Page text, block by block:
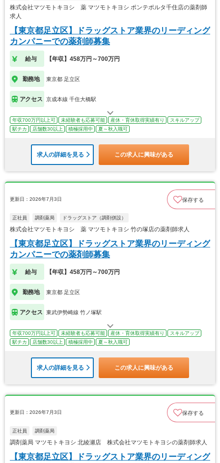
株式会社マツモトキヨシ 薬 マツモトキヨシ ポンテポルタ千住店の薬剤師
求人
【東京都足立区】ドラッグストア業界のリーディング
カンパニーでの薬剤師募集
給与 【年収】458万円～700万円
勤務地 東京都 足立区
アクセス 京成本線 千住大橋駅
年収700万円以上可 未経験者も応募可能 産休・育休取得実績有り
スキルアップ
駅チカ
店舗数30以上 積極採用中 夏～秋入職可
求人の詳細を見る この求人に興味がある
更新日：2026年7月3日 保存する
正社員 調剤薬局 ドラッグストア（調剤併設）
株式会社マツモトキヨシ 薬 マツモトキヨシ 竹の塚店の薬剤師求人
【東京都足立区】ドラッグストア業界のリーディング
カンパニーでの薬剤師募集
給与 【年収】458万円～700万円
勤務地 東京都 足立区
アクセス 東武伊勢崎線 竹ノ塚駅
年収700万円以上可 未経験者も応募可能 産休・育休取得実績有り
スキルアップ
駅チカ
店舗数30以上 積極採用中 夏～秋入職可
求人の詳細を見る この求人に興味がある
更新日：2026年7月3日 保存する
正社員 調剤薬局
調剤薬局 マツモトキヨシ 北綾瀬店 株式会社マツモトキヨシの薬剤師求人
【東京都足立区】ドラッグストア業界のリーディング